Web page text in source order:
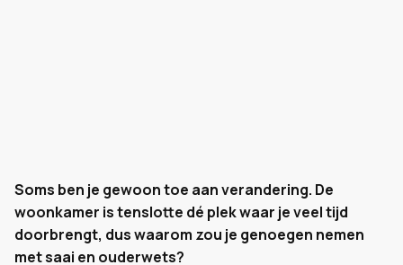
Soms ben je gewoon toe aan verandering. De
woonkamer is tenslotte dé plek waar je veel tijd
doorbrengt, dus waarom zou je genoegen nemen
met saai en ouderwets?